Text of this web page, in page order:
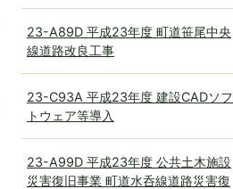
23-A89D 平成23年度 町道笹尾中央
線道路改良工事
23-C93A 平成23年度 建設CADソフ
トウェア等導入
23-A99D 平成23年度 公共土木施設
災害復旧事業 町道水呑線道路災害復